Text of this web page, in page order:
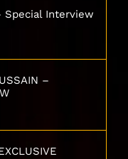
Special Interview
–